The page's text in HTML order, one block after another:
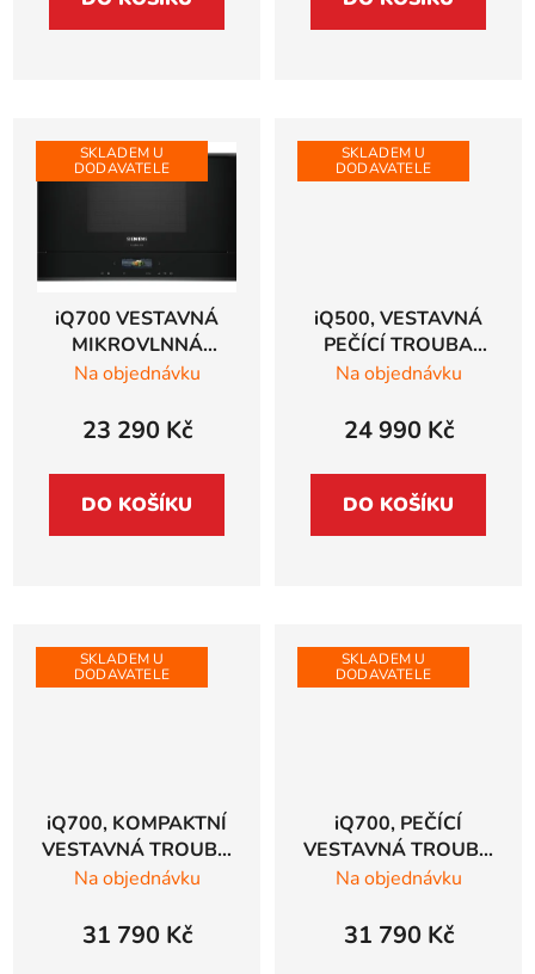
SKLADEM U
DODAVATELE
iQ700 VESTAVNÁ
MIKROVLNNÁ
TROUBA Siemens
BF922R1B1
Na objednávku
23 290 Kč
DO KOŠÍKU
SKLADEM U
DODAVATELE
iQ500, VESTAVNÁ
PEČÍCÍ TROUBA
Simens StudioLine, 60
HB479G5A7F
Na objednávku
24 990 Kč
DO KOŠÍKU
SKLADEM U
DODAVATELE
iQ700, KOMPAKTNÍ
VESTAVNÁ TROUBA
Siemens studioLine,
CB974GKB1
Na objednávku
31 790 Kč
SKLADEM U
DODAVATELE
iQ700, PEČÍCÍ
VESTAVNÁ TROUBA
Siemens studioLine,
Na objednávku
31 790 Kč